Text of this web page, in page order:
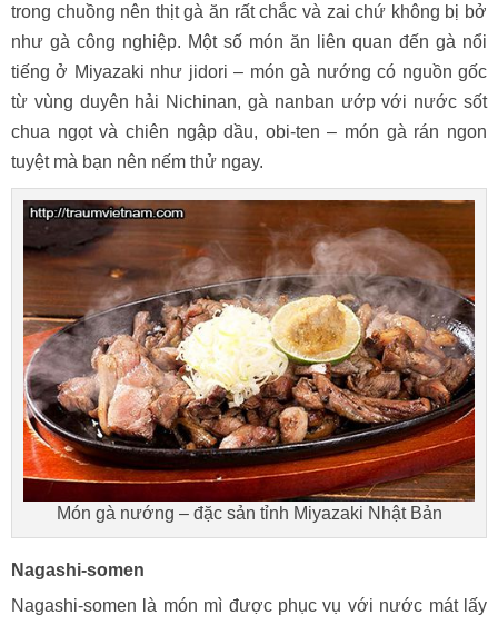
trong chuồng nên thịt gà ăn rất chắc và zai chứ không bị bở
như gà công nghiệp. Một số món ăn liên quan đến gà nổi
tiếng ở Miyazaki như jidori – món gà nướng có nguồn gốc
từ vùng duyên hải Nichinan, gà nanban ướp với nước sốt
chua ngọt và chiên ngập dầu, obi-ten – món gà rán ngon
tuyệt mà bạn nên nếm thử ngay.
Món gà nướng – đặc sản tỉnh Miyazaki Nhật Bản
Nagashi-somen
Nagashi-somen là món mì được phục vụ với nước mát lấy